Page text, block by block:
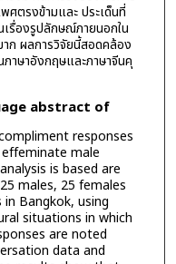
ศตรงข้ามและ ประเด็นที่
เรื่องรูปลักษณ์ภายนอกใน
ก ผลการวิจัยนี้สอดคล้อง
าษาอังกฤษและภาษาจีนคุ
abstract of
responses
male
is based are
males, 25 females
Bangkok, using
situations in which
are noted
data and